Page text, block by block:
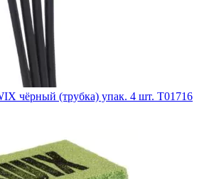
чёрный (трубка) упак. 4 шт. T01716